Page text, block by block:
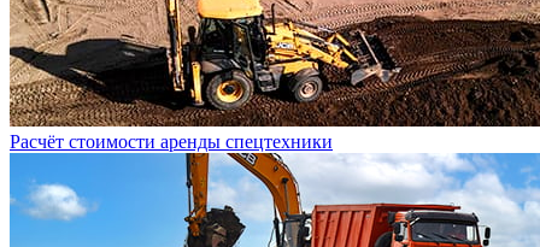
Расчёт стоимости аренды спецтехники